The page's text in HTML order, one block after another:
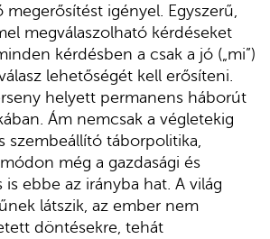
igényel. Egyszerű,
megválaszolható kérdéseket
kérdésben a csak a jó („mi”)
lehetőségét kell erősíteni.
helyett permanens háborút
Ám nemcsak a végletekig
szembeállító táborpolitika,
még a gazdasági és
is ebbe az irányba hat. A világ
látszik, az ember nem
döntésekre, tehát